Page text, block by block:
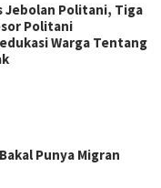
Jebolan Politani, Tiga
Politani
Warga Tentang
Punya Migran